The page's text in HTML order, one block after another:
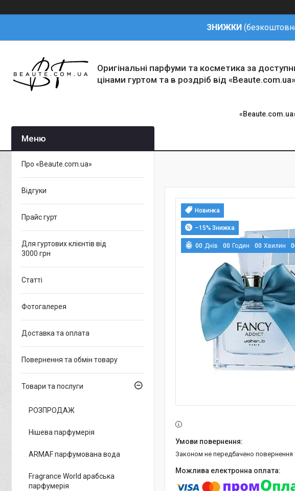
ЗНИЖКИ
Оригінальні парфуми та косметика за
цінами гуртом та в роздріб від «Beaute.com.ua»
Новинка
–15%
00 Днів 00 Годин 00 Хвилин 0
Законом не передбачено
Про «Beaute.com.ua»
Відгуки
Прайс гурт
Для гуртових клієнтів від
3000 грн
Статті
Фотогалерея
Доставка та оплата
Повернення та обмін товару
Товари та послуги
РОЗПРОДАЖ
Нішева парфумерія
ARMAF парфумована вода
Fragrance World арабська
парфумерія